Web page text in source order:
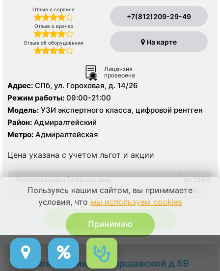
Отзыв о сервисе
Отзыв о врачах
Отзыв об оборудовании
+7(812)209-29-49
На карте
Лицензия
проверена
Адрес: СПб, ул. Гороховая, д. 14/26
Режим работы: 09:00-21:00
Модель: УЗИ экспертного класса, цифровой рентген
Район: Адмиралтейский
Метро: Адмиралтейская
Цена указана с учетом льгот и акции
Рентген ребра (2 проекции)
от 2150
Онлайн запись
Моя Клиника на Варшавской д 59
Пользуясь нашим сайтом, вы принимаете
условия, что мы используем cookies
Принимаю